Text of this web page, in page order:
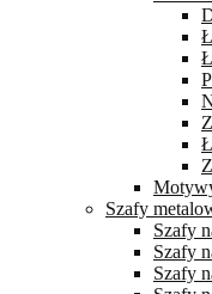
Szafy
Szafy
Szafy
Szafy